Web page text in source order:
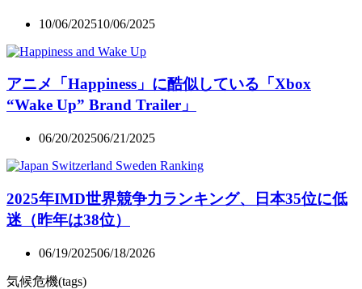
10/06/202510/06/2025
アニメ「Happiness」に酷似している「Xbox
“Wake Up” Brand Trailer」
06/20/202506/21/2025
2025年IMD世界競争力ランキング、日本35位に低
迷（昨年は38位）
06/19/202506/18/2026
気候危機(tags)